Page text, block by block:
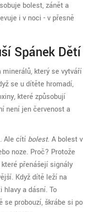
bolest, zánět a
i v noci - v přesně
Spánek Dětí
který se vytváří
se u dítěte hromadí,
které způsobují
není jen červenost a
Ale cítí bolest. A bolest v
noze. Proč? Protože
přenášejí signály
Když dítě leží na
hlavy a dásní. To
se probouzí, škrábe si po